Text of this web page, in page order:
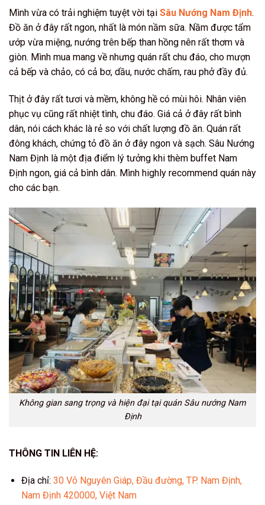
Mình vừa có trải nghiệm tuyệt vời tại Sâu Nướng Nam Định.
Đồ ăn ở đây rất ngon, nhất là món nầm sữa. Nầm được tẩm
ướp vừa miệng, nướng trên bếp than hồng nên rất thơm và
giòn. Mình mua mang về nhưng quán rất chu đáo, cho mượn
cả bếp và chảo, có cả bơ, dầu, nước chấm, rau phở đầy đủ.
Thịt ở đây rất tươi và mềm, không hề có mùi hôi. Nhân viên
phục vụ cũng rất nhiệt tình, chu đáo. Giá cả ở đây rất bình
dân, nói cách khác là rẻ so với chất lượng đồ ăn. Quán rất
đông khách, chứng tỏ đồ ăn ở đây ngon và sạch. Sâu Nướng
Nam Định là một địa điểm lý tưởng khi thèm buffet Nam
Định ngon, giá cả bình dân. Mình highly recommend quán này
cho các bạn.
Không gian sang trọng và hiện đại tại quán Sâu nướng Nam
Định
THÔNG TIN LIÊN HỆ:
Địa chỉ: 30 Võ Nguyên Giáp, Đầu đường, TP. Nam Định,
Nam Định 420000, Việt Nam